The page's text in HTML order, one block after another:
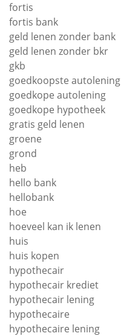
fortis
fortis bank
geld lenen zonder bank
geld lenen zonder bkr
gkb
goedkoopste autolening
goedkope autolening
goedkope hypotheek
gratis geld lenen
groene
grond
heb
hello bank
hellobank
hoe
hoeveel kan ik lenen
huis
huis kopen
hypothecair
hypothecair krediet
hypothecair lening
hypothecaire
hypothecaire lening